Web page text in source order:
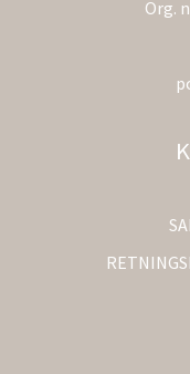
Org.